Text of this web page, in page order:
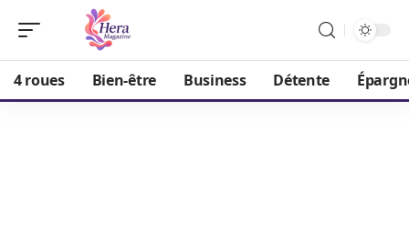
4 roues Bien-être Business Détente